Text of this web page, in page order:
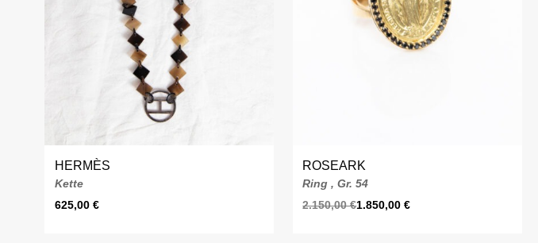
HERMÈS
Kette
625,00 €
ROSEARK
Ring , Gr. 54
2.150,00€1.850,00€